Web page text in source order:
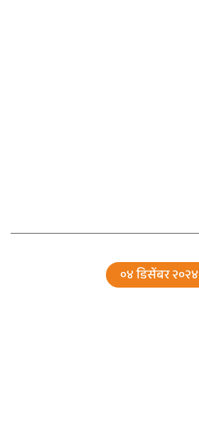
०४ डिसेंबर २०२४